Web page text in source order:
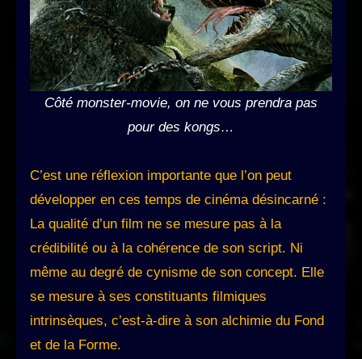
Côté monster-movie, on ne vous prendra pas
pour des kongs…
C’est une réflexion importante que l’on peut
développer en ces temps de cinéma désincarné :
La qualité d’un film ne se mesure pas à la
crédibilité ou à la cohérence de son script. Ni
même au degré de cynisme de son concept. Elle
se mesure à ses constituants filmiques
intrinsèques, c’est-à-dire à son alchimie du Fond
et de la Forme.